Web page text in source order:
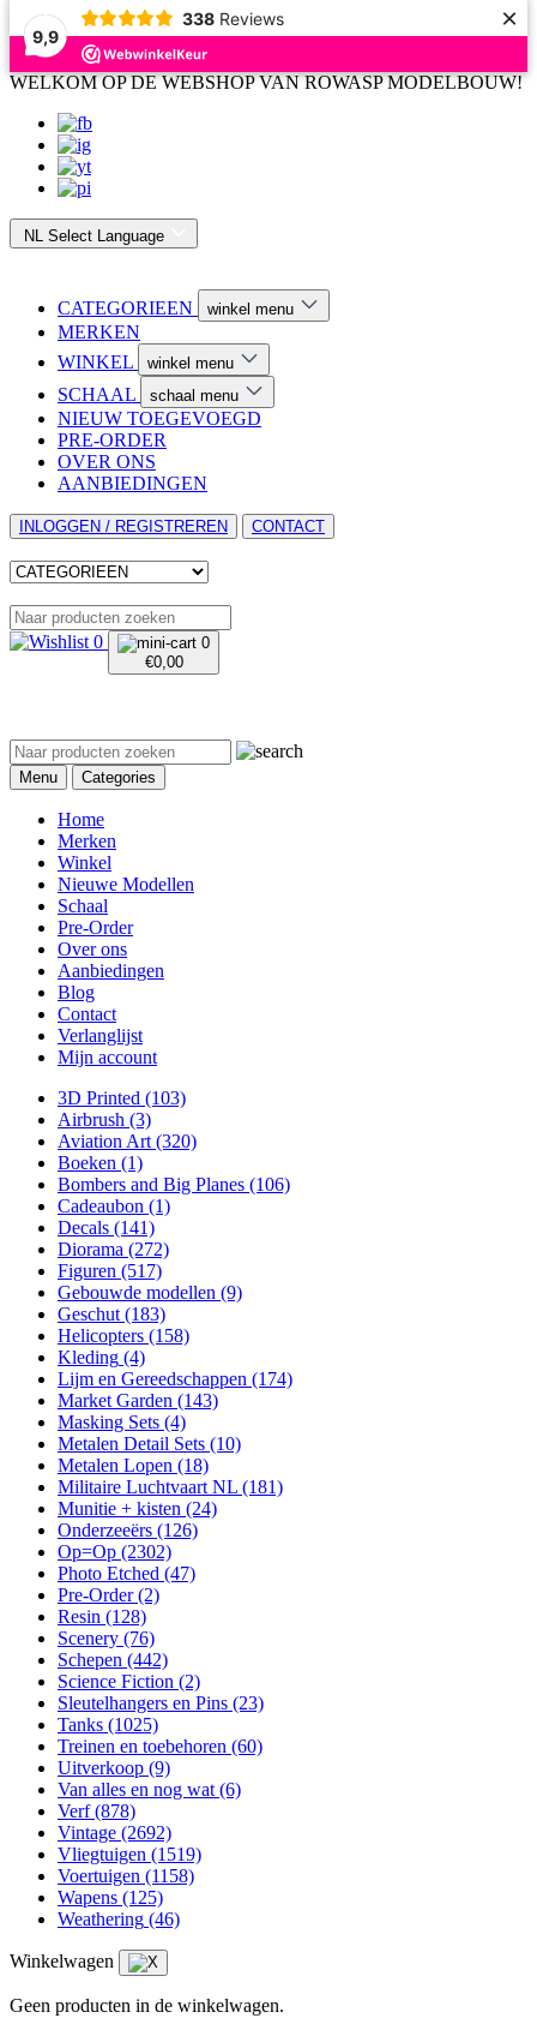
9,9
338 Reviews ×
WELKOM OP DE WEBSHOP VAN ROWASP MODELBOUW!
NL Select Language
CATEGORIEEN winkel menu
MERKEN
WINKEL
winkel menu
SCHAAL schaal menu
NIEUW TOEGEVOEGD
PRE-ORDER
OVER ONS
AANBIEDINGEN
INLOGGEN / REGISTREREN CONTACT
0
0
€0,00
Menu Categories
Home
Merken
Winkel
Nieuwe Modellen
Schaal
Pre-Order
Over ons
Aanbiedingen
Blog
Contact
Verlanglijst
Mijn account
3D Printed (103)
Airbrush (3)
Aviation Art (320)
Boeken (1)
Bombers and Big Planes (106)
Cadeaubon (1)
Decals (141)
Diorama (272)
Figuren (517)
Gebouwde modellen (9)
Geschut (183)
Helicopters (158)
Kleding (4)
Lijm en Gereedschappen (174)
Market Garden (143)
Masking Sets (4)
Metalen Detail Sets (10)
Metalen Lopen (18)
Militaire Luchtvaart NL (181)
Munitie + kisten (24)
Onderzeeërs (126)
Op=Op (2302)
Photo Etched (47)
Pre-Order (2)
Resin (128)
Scenery (76)
Schepen (442)
Science Fiction (2)
Sleutelhangers en Pins (23)
Tanks (1025)
Treinen en toebehoren (60)
Uitverkoop (9)
Van alles en nog wat (6)
Verf (878)
Vintage (2692)
Vliegtuigen (1519)
Voertuigen (1158)
Wapens (125)
Weathering (46)
Winkelwagen
Geen producten in de winkelwagen.